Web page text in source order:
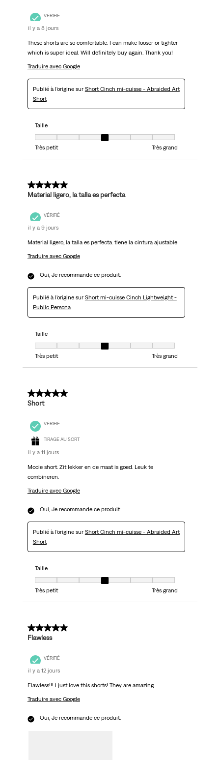
VÉRIFIÉ
il y a 8 jours
These shorts are so comfortable. I can make looser or tighter
which is super ideal. Will definitely buy again. Thank you!
Traduire avec Google
Publié à l'origine sur Short Cinch mi-cuisse - Abraided Art
Short
Taille
Taille, 4 sur 7, où 1 est égal à Très petit et 7 est égal à Très grand
Très petit
Très grand
5 sur 5 étoiles.
Material ligero, la talla es perfecta
VÉRIFIÉ
il y a 9 jours
Material ligero, la talla es perfecta. tiene la cintura ajustable
Traduire avec Google
Oui, Je recommande ce produit.
Publié à l'origine sur Short mi-cuisse Cinch Lightweight -
Public Persona
Taille
Taille, 4 sur 7, où 1 est égal à Très petit et 7 est égal à Très grand
Très petit
Très grand
5 sur 5 étoiles.
Short
VÉRIFIÉ
TIRAGE AU SORT
il y a 11 jours
Mooie short. Zit lekker en de maat is goed. Leuk te
combineren.
Traduire avec Google
Oui, Je recommande ce produit.
Publié à l'origine sur Short Cinch mi-cuisse - Abraided Art
Short
Taille
Taille, 4 sur 7, où 1 est égal à Très petit et 7 est égal à Très grand
Très petit
Très grand
5 sur 5 étoiles.
Flawless
VÉRIFIÉ
il y a 12 jours
Flawless!!! I just love this shorts! They are amazing
Traduire avec Google
Oui, Je recommande ce produit.